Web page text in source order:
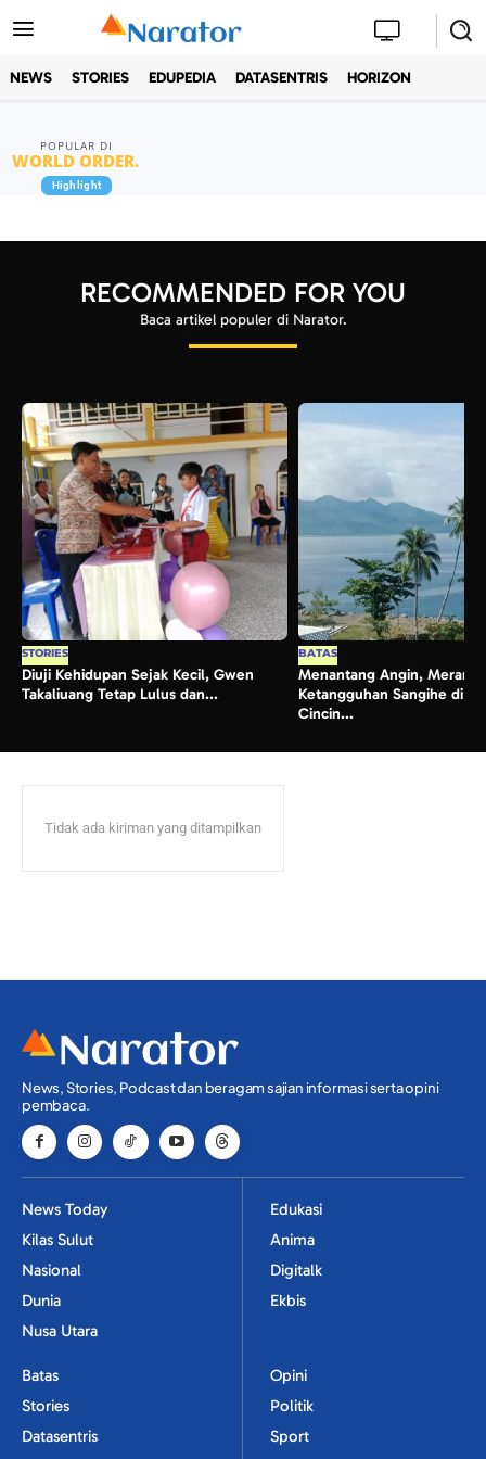
NEWS STORIES EDUPEDIA DATASENTRIS HORIZON
POPULAR DI
WORLD ORDER.
Highlight
Baca artikel populer di Narator.
RECOMMENDED FOR YOU
STORIES
Diuji Kehidupan Sejak Kecil, Gwen
Takaliuang Tetap Lulus dan...
BATAS
Menantang Angin,
Ketangguhan Sangihe di
Cincin...
Tidak ada kiriman yang ditampilkan
News, Stories, Podcast dan beragam sajian informasi serta opini
pembaca.
News Today
Kilas Sulut
Nasional
Dunia
Nusa Utara
Edukasi
Anima
Digitalk
Ekbis
Batas
Stories
Datasentris
Opini
Politik
Sport